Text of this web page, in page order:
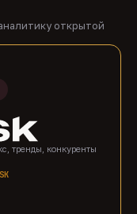
открытой
тренды, конкуренты